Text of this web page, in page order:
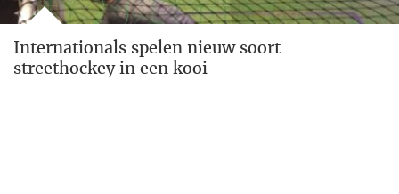
Internationals spelen nieuw soort
streethockey in een kooi